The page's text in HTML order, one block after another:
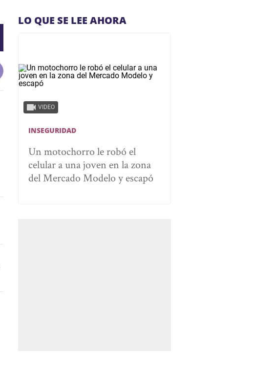
LO QUE SE LEE AHORA
VIDEO
INSEGURIDAD
Un motochorro le robó el
celular a una joven en la zona
del Mercado Modelo y escapó